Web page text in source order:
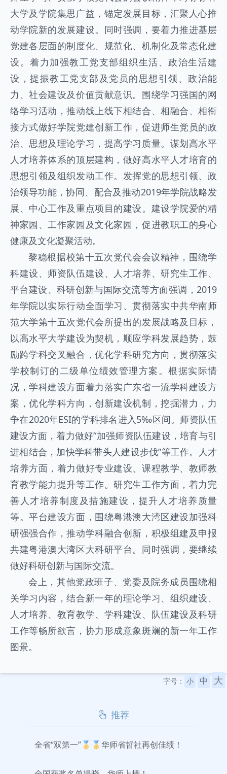
大学及学院集思广益，锚定发展目标，汇聚人心推
动学院新的发展建设。同时强调，要着力推进基层
党建各层面的制度化、规范化、机制化及常态化建
设。着力加强教工党支部组织生活、政治生活建
设，提振教工党支部及党员的思想引领、政治能
力、社会建设及价值贡献意识。围绕学习强国的网
络学习活动，推动线上线下相结合、相融合、相衔
接方式做好学院党建创新工作，促进师生党员的政
治、思想及理论学习，提高学习质量。谋划高水平
人才培养体系的顶层建构，做好高水平人才培育的
思想引领及组织发动工作。发挥党的思想引领、政
治领导功能，协同、配合及推动2019年学院战略发
展、中心工作及重点项目的建设。建设学院爱的精
神家园、工作家园及文化家园，促进教职工的身心
健康及文化凝聚活动。
黎稳根据校第十五次党代会会议精神，围绕学
科建设、师资队伍建设、人才培养、研究生工作、
平台建设、科研创新与国际交流等方面强调，2019
年学院以实际行动全面学习、贯彻落实中共华南师
范大学第十五次党代会所提出的发展战略及目标，
以高水平大学建设为契机，顺应学科发展趋势，鼓
励跨学科交叉融合，优化学科研究方向，贯彻落实
学校制订的二级单位绩效管理方案。根据实际情
况，学科建设方面着力落实广东省一流学科建设方
案，优化学科方向，创新建设机制，挖掘潜力，力
争在2020年ESI的学科排名进入5‰区间。师资队伍
建设方面，着力做好“加强师资队伍建设，培育与引
进相结合，加快学科带头人建设步伐”等工作。人才
培养方面，着力做好专业建设、课程教学、教师教
育教学能力提升等工作。研究生工作方面，着力完
善人才培养制度及措施建设，提升人才培养质量
等。平台建设方面，围绕粤港澳大湾区建设加强科
研强强合作，推动学科融合创新，积极组建及申报
共建粤港澳大湾区大科研平台。同时强调，要继续
做好科研创新与国际交流。
会上，其他党政班子、党委及院务成员围绕相
关学习内容，结合新一年的理论学习、组织建设、
人才培养、教育教学、学科建设、队伍建设及科研
工作等畅所欲言，协力形成意象斑斓的新一年工作
图景。
字号： 小 中 大
推荐
全省“双第一”🥇🥇华师省哲社再创佳绩！